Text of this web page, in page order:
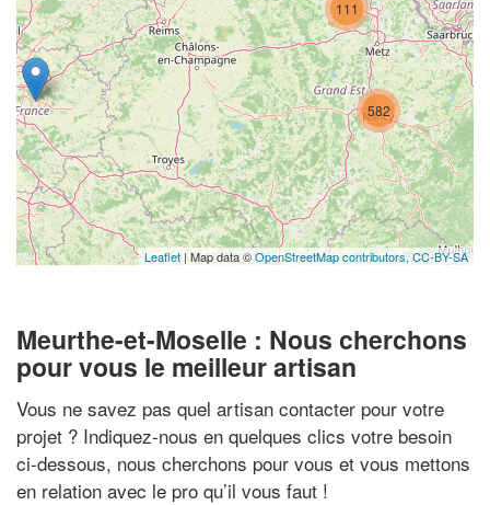
111
582
Leaflet | Map data ©OpenStreetMap contributors,CC-BY-SA
Meurthe-et-Moselle : Nous cherchons
pour vous le meilleur artisan
Vous ne savez pas quel artisan contacter pour votre
projet ? Indiquez-nous en quelques clics votre besoin
ci-dessous, nous cherchons pour vous et vous mettons
en relation avec le pro qu’il vous faut !